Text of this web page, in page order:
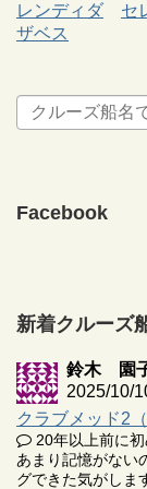
レンディダ
セ
ザベス
Facebook
新着クルーズ
鈴木 園
2025/10/
クラブメッド2
20年以上前に
あまり記憶がない
グできた気がしま